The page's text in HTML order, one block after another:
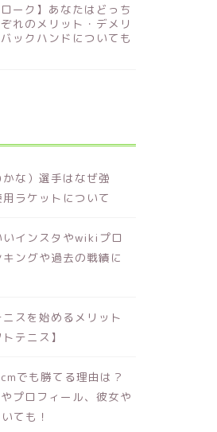
ーク】あなたはどっち
れのメリット・デメリ
ックハンドについても
な）選手はなぜ強
ラケットについて
いインスタやwikiプロ
ングや過去の戦績に
スを始めるメリット
テニス】
でも勝てる理由は？
プロフィール、彼女や
ても！